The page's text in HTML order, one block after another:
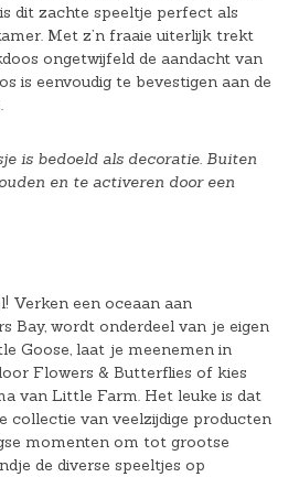
dit zachte speeltje perfect als
Met z’n fraaie uiterlijk trekt
ongetwijfeld de aandacht van
is eenvoudig te bevestigen aan de
is bedoeld als decoratie. Buiten
en te activeren door een
Verken een oceaan aan
Bay, wordt onderdeel van je eigen
Goose, laat je meenemen in
Flowers & Butterflies of kies
van Little Farm. Het leuke is dat
collectie van veelzijdige producten
momenten om tot grootse
de diverse speeltjes op